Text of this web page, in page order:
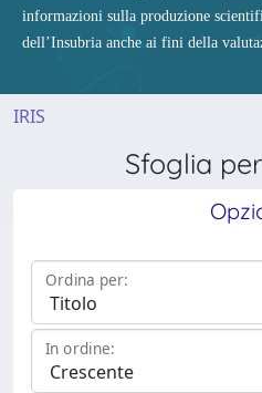
informazioni sulla produzione
dell’Insubria anche ai fini della
IRIS
Sfoglia
Ordina per:
In ordine: